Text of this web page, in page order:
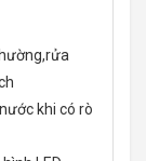
khi có rò